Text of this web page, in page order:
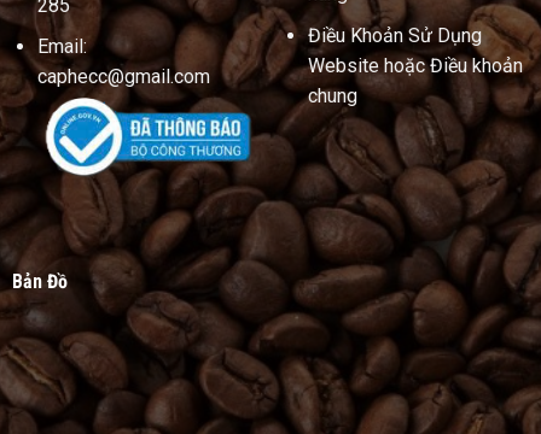
285
Email:
caphecc@gmail.com
Điều Khoản Sử Dụng
Website hoặc Điều khoản
chung
Bản Đồ